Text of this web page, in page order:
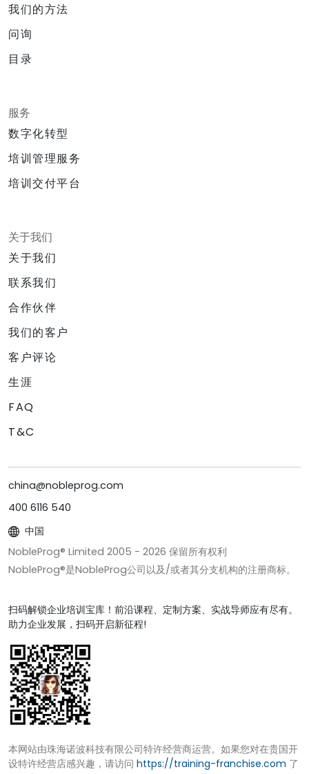
我们的方法
问询
目录
服务
数字化转型
培训管理服务
培训交付平台
关于我们
关于我们
联系我们
合作伙伴
我们的客户
客户评论
生涯
FAQ
T&C
china@nobleprog.com
400 6116 540
中国
NobleProg® Limited 2005 - 2026 保留所有权利
NobleProg®是NobleProg公司以及/或者其分支机构的注册商标。
扫码解锁企业培训宝库！前沿课程、定制方案、实战导师应有尽有。
助力企业发展，扫码开启新征程!
本网站由珠海诺波科技有限公司特许经营商运营。如果您对在贵国开
设特许经营店感兴趣，请访问 https://training-franchise.com 了